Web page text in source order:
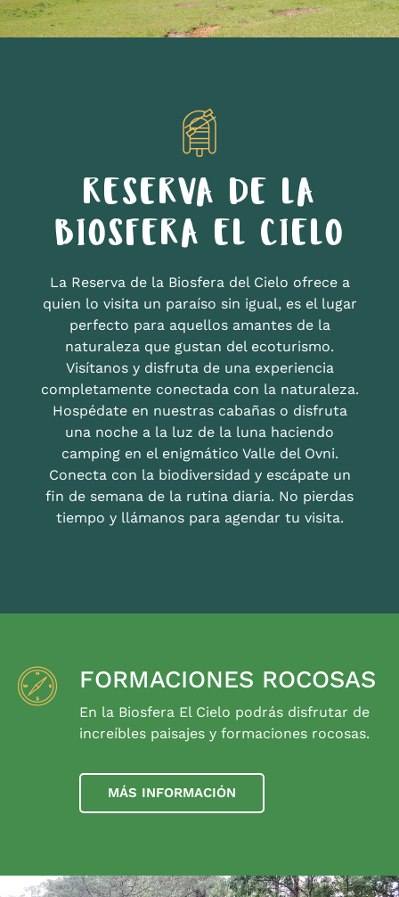
RESERVA DE LA
BIOSFERA EL CIELO
La Reserva de la Biosfera del Cielo ofrece a
quien lo visita un paraíso sin igual, es el lugar
perfecto para aquellos amantes de la
naturaleza que gustan del ecoturismo.
Visítanos y disfruta de una experiencia
completamente conectada con la naturaleza.
Hospédate en nuestras cabañas o disfruta
una noche a la luz de la luna haciendo
camping en el enigmático Valle del Ovni.
Conecta con la biodiversidad y escápate un
fin de semana de la rutina diaria. No pierdas
tiempo y llámanos para agendar tu visita.
FORMACIONES ROCOSAS
En la Biosfera El Cielo podrás disfrutar de
increíbles paisajes y formaciones rocosas.
MÁS INFORMACIÓN